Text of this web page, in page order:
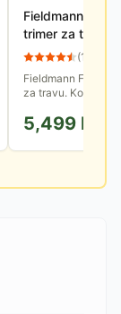
Fieldmann FZS
trimer za travu
(10
Fieldmann FZS
za travu. Koristi se
uklanjanje trave i...
5,499 RSD